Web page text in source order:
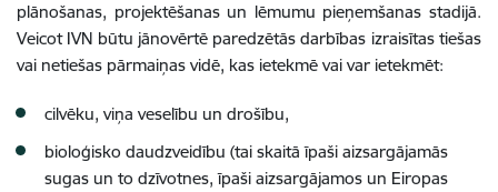
plānošanas, projektēšanas un lēmumu pieņemšanas stadijā.
Veicot IVN būtu jānovērtē paredzētās darbības izraisītas tiešas
vai netiešas pārmaiņas vidē, kas ietekmē vai var ietekmēt:
cilvēku, viņa veselību un drošību,
bioloģisko daudzveidību (tai skaitā īpaši aizsargājamās
sugas un to dzīvotnes, īpaši aizsargājamos un Eiropas